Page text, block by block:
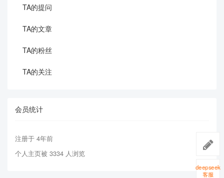
TA的提问
TA的文章
TA的粉丝
TA的关注
会员统计
注册于 4年前
个人主页被 3334 人浏览
deepseek
客服